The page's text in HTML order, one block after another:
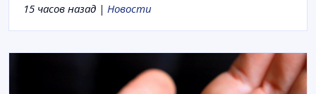
15 часов назад | Новости